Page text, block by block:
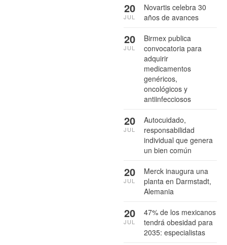
Novartis celebra 30
años de avances
20
JUL
Birmex publica
convocatoria para
adquirir
medicamentos
genéricos,
oncológicos y
antiinfecciosos
20
JUL
Autocuidado,
responsabilidad
individual que genera
un bien común
20
JUL
Merck inaugura una
planta en Darmstadt,
Alemania
20
JUL
47% de los mexicanos
tendrá obesidad para
2035: especialistas
20
JUL